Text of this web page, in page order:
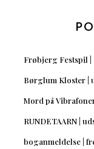
Frøbjerg Festspil |
Børglum Kloster |
Mord på
RUNDETAARN |
boganmeldelse |